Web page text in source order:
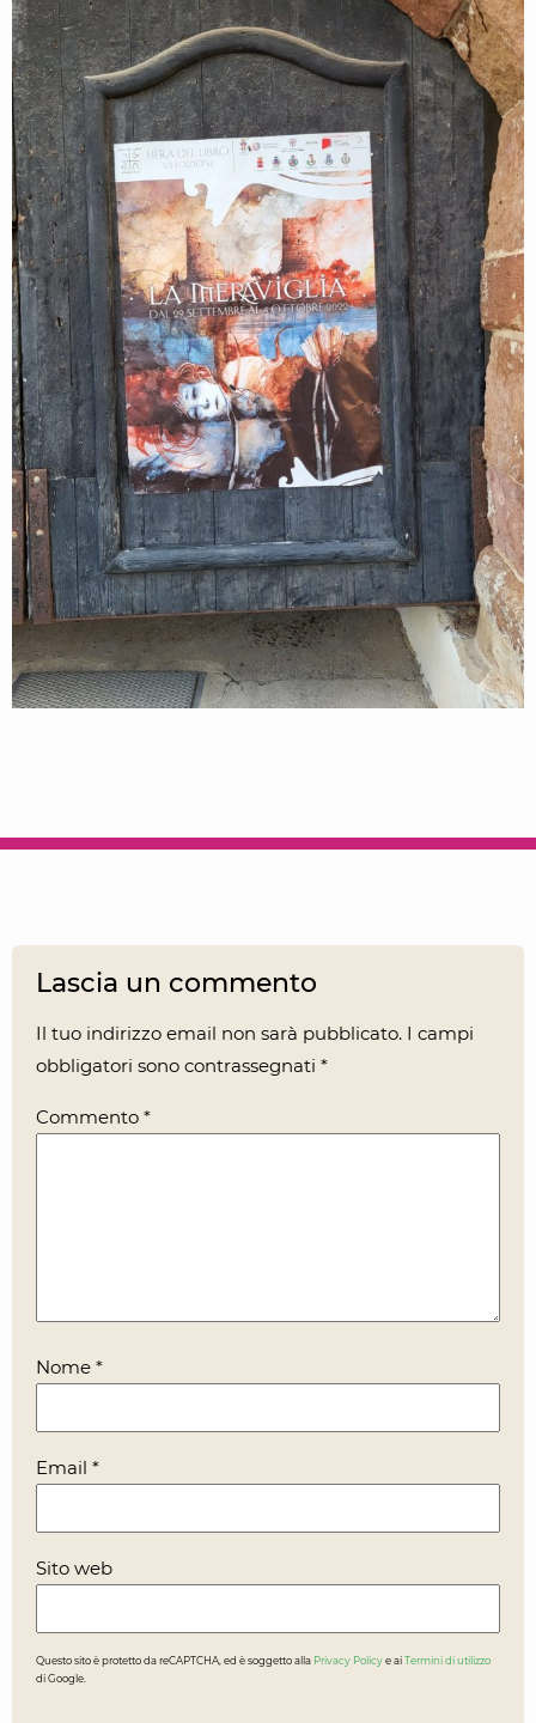
Lascia un commento
Il tuo indirizzo email non sarà pubblicato. I campi
obbligatori sono contrassegnati *
Commento *
Nome *
Email *
Sito web
Questo sito è protetto da reCAPTCHA, ed è soggetto alla Privacy Policy e ai Termini di utilizzo
di Google.